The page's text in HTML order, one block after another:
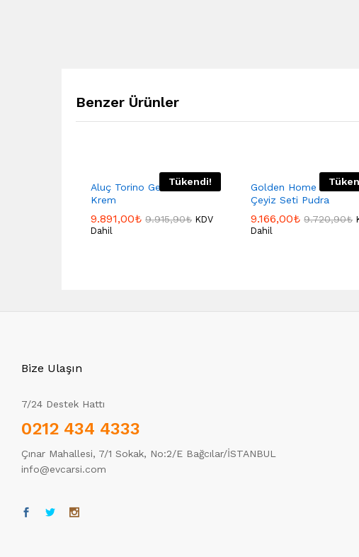
Benzer Ürünler
Tükendi!
Aluç Torino Gelin Seti
Krem
9.891,00₺ 9.915,90₺ KDV
Dahil
Golden Home
Çeyiz Seti Pudra
9.166,00₺ 9.720,90₺
Dahil
Bize Ulaşın
7/24 Destek Hattı
0212 434 4333
Çınar Mahallesi, 7/1 Sokak, No:2/E Bağcılar/İSTANBUL
info@evcarsi.com